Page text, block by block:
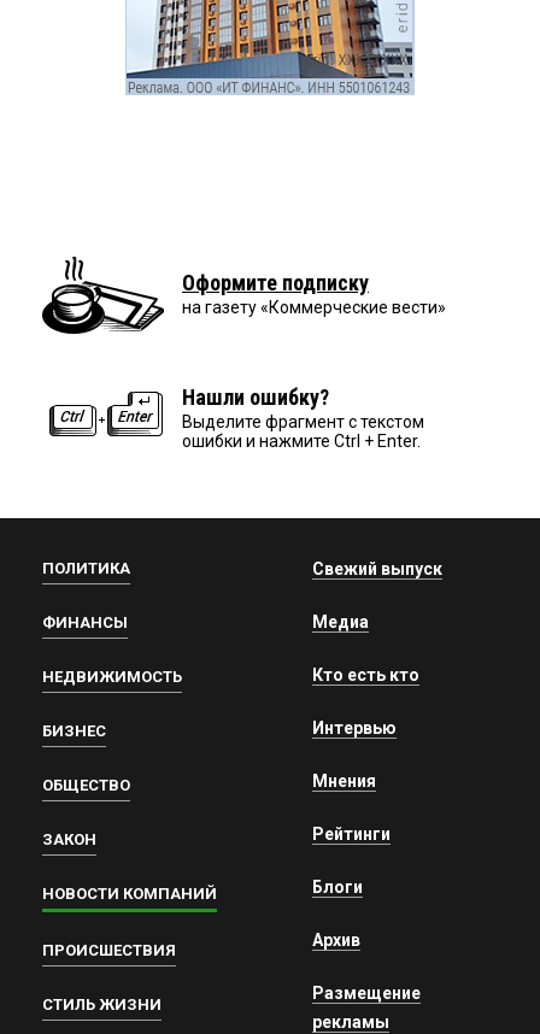
Оформите подписку
на газету «Коммерческие вести»
Нашли ошибку?
Выделите фрагмент с текстом
ошибки и нажмите Ctrl + Enter.
ПОЛИТИКА
ФИНАНСЫ
НЕДВИЖИМОСТЬ
БИЗНЕС
ОБЩЕСТВО
ЗАКОН
НОВОСТИ КОМПАНИЙ
ПРОИСШЕСТВИЯ
СТИЛЬ ЖИЗНИ
Свежий выпуск
Медиа
Кто есть кто
Интервью
Мнения
Рейтинги
Блоги
Архив
Размещение
рекламы